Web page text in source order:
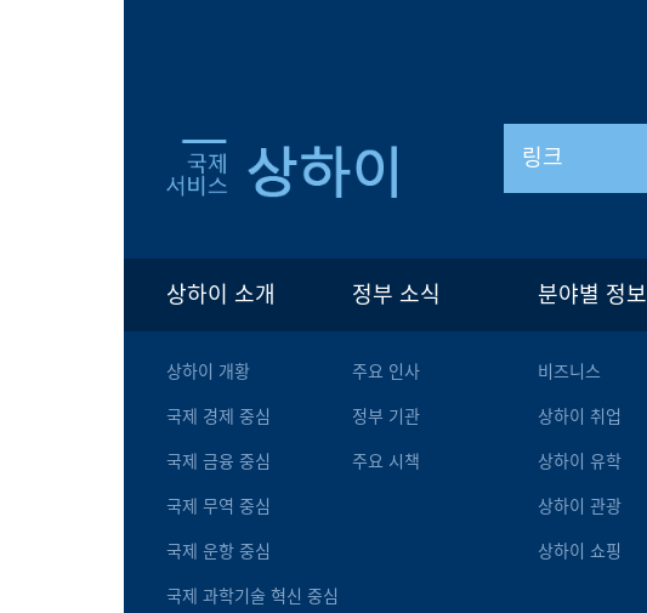
링크
상하이 소개
상하이 개황
국제 경제 중심
국제 금융 중심
국제 무역 중심
국제 운항 중심
국제 과학기술 혁신 중심
정부 소식
주요 인사
정부 기관
주요 시책
분야별 정보
비즈니스
상하이 취업
상하이 유학
상하이 관광
상하이 쇼핑